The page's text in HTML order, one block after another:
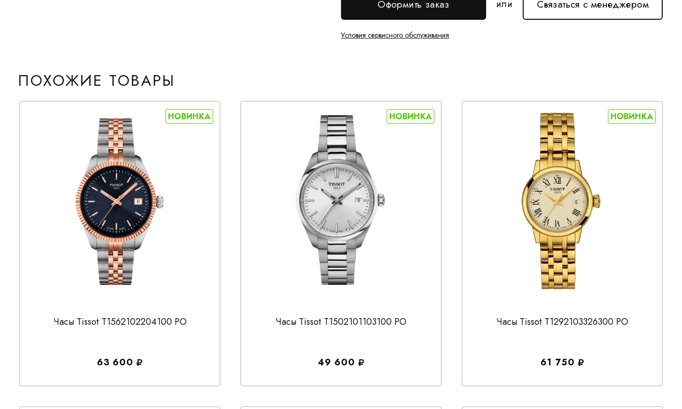
Оформить заказ или Связаться с менеджером
Условия сервисного обслуживания
ПОХОЖИЕ ТОВАРЫ
НОВИНКА
Часы Tissot T1562102204100 PO
63 600
НОВИНКА
Часы Tissot T1502101103100 PO
49 600
НОВИНКА
Часы Tissot T1292103326300 PO
61 750